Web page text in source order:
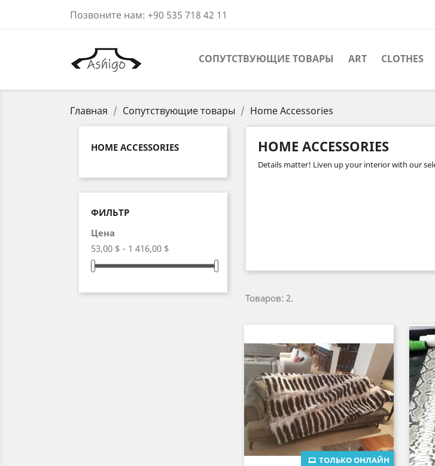
Позвоните нам: +90 535 718 42 11
СОПУТСТВУЮЩИЕ ТОВАРЫ ART CLOTHES
Главная Сопутствующие товары Home Accessories
HOME ACCESSORIES
ФИЛЬТР
Цена
53,00 $ - 1 416,00 $
HOME ACCESSORIES
Details matter! Liven up your interior with our
Товаров: 2.
ТОЛЬКО ОНЛАЙН